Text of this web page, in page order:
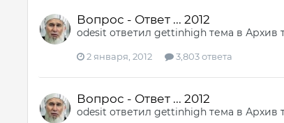
Вопрос - Ответ ... 2012
odesit ответил gettinhighтема в Архив
2 января, 2012 3,803 ответа
Вопрос - Ответ ... 2012
odesit ответил gettinhighтема в Архив